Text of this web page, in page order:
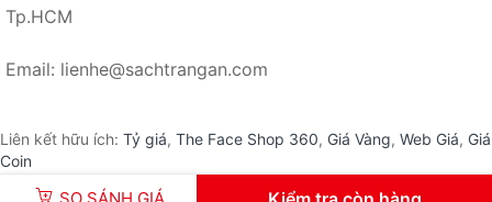
Tp.HCM
Email: lienhe@sachtrangan.com
Liên kết hữu ích: Tỷ giá, The Face Shop 360, Giá Vàng, Web Giá, Giá
Coin